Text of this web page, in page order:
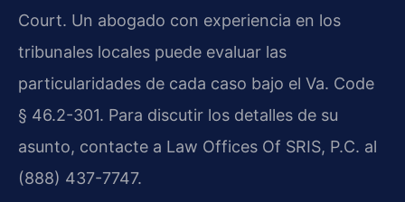
Court. Un abogado con experiencia en los
tribunales locales puede evaluar las
particularidades de cada caso bajo el Va. Code
§ 46.2-301. Para discutir los detalles de su
asunto, contacte a Law Offices Of SRIS, P.C. al
(888) 437-7747.